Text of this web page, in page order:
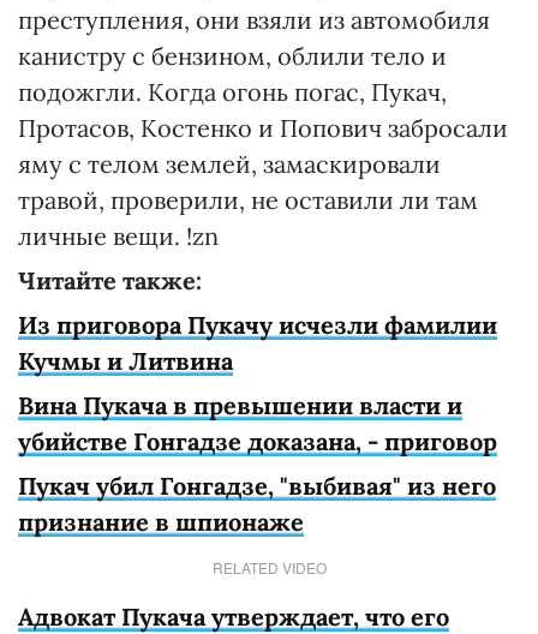
преступления, они взяли из автомобиля
канистру с бензином, облили тело и
подожгли. Когда огонь погас, Пукач,
Протасов, Костенко и Попович забросали
яму с телом землей, замаскировали
травой, проверили, не оставили ли там
личные вещи. !zn
Читайте также:
Из приговора Пукачу исчезли фамилии
Кучмы и Литвина
Вина Пукача в превышении власти и
убийстве Гонгадзе доказана, - приговор
Пукач убил Гонгадзе, "выбивая" из него
признание в шпионаже
RELATED VIDEO
Адвокат Пукача утверждает, что его